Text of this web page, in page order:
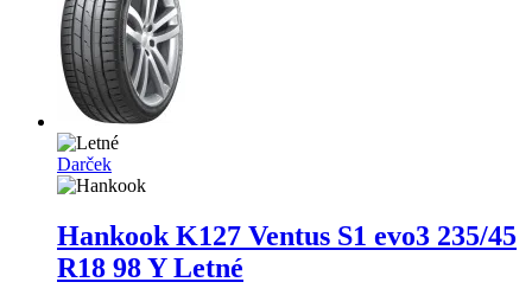
Darček
Hankook K127 Ventus S1 evo3 235/45
R18 98 Y Letné